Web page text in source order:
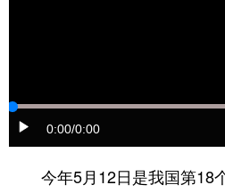
0:00/0:00
今年5月12日是我国第18